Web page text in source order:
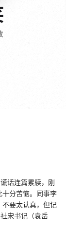
话连篇累牍，刚
十分苦恼。同事李
要太认真，但记
宋书记（袁岳